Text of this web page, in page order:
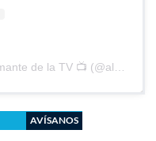
Una publicación compartida por Amante de la TV 📺 (@alguien_te_observa)
AVÍSANOS